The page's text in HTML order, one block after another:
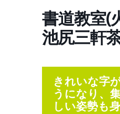
書道教室(
池尻三軒
きれいな字
うになり、
しい姿勢も